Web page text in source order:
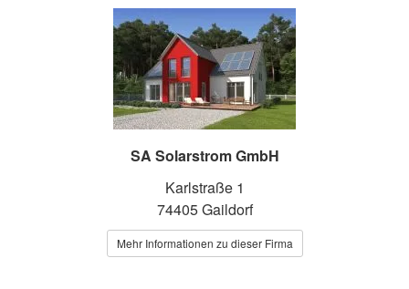
SA Solarstrom GmbH
Karlstraße 1
74405 Gaildorf
Mehr Informationen zu dieser Firma